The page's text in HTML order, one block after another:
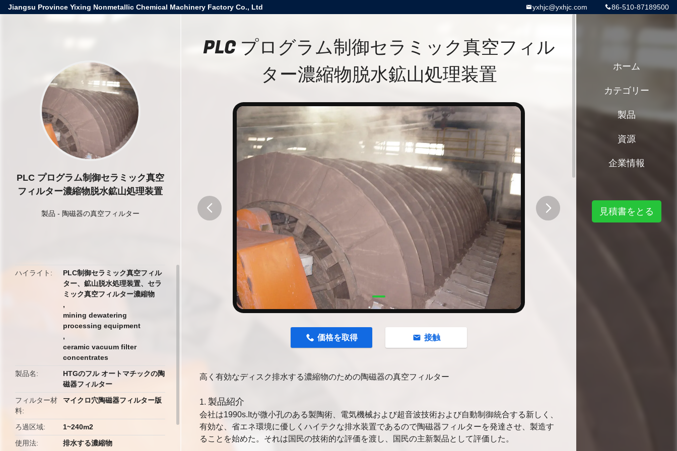
Jiangsu Province Yixing Nonmetallic Chemical Machinery Factory Co., Ltd 86-510-87189500
yxhjc@yxhjc.com
PLC プログラム制御セラミック真空
フィルター濃縮物脱水鉱山処理装置
製品 - 陶磁器の真空フィルター
ハイライト
PLC制御セラミック真空フィル
ター、鉱山脱水処理装置、セラ
ミック真空フィルター濃縮物
,
mining dewatering
processing equipment
,
ceramic vacuum filter
concentrates
製品名
HTGのフル オートマチックの陶
磁器フィルター
フィルター材
料
マイクロ穴陶磁器フィルター版
ろ過区域
1~240m2
使用法
排水する濃縮物
PLC プログラム制御セラミック真空フィル
ター濃縮物脱水鉱山処理装置
価格を取得 接触
高く有効なディスク排水する濃縮物のための陶磁器の真空フィルター
1. 製品紹介
会社は1990s.Itが微小孔のある製陶術、電気機械および超音波技術および自動制御統合する新しく、
有効な、省エネ環境に優しくハイテクな排水装置であるので陶磁器フィルターを発達させ、製造す
ることを始めた。それは国民の技術的な評価を渡し、国民の主新製品として評価した。
ホーム
カテゴリー
製品
資源
企業情報
見積書をとる